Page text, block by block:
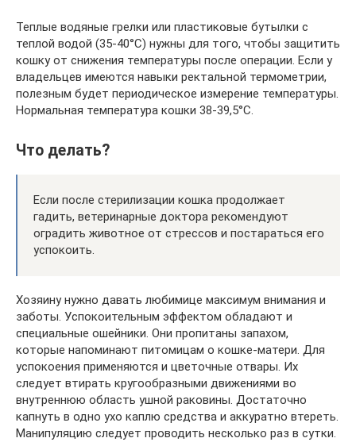
Теплые водяные грелки или пластиковые бутылки с
теплой водой (35-40°С) нужны для того, чтобы защитить
кошку от снижения температуры после операции. Если у
владельцев имеются навыки ректальной термометрии,
полезным будет периодическое измерение температуры.
Нормальная температура кошки 38-39,5°С.
Что делать?
Если после стерилизации кошка продолжает
гадить, ветеринарные доктора рекомендуют
оградить животное от стрессов и постараться его
успокоить.
Хозяину нужно давать любимице максимум внимания и
заботы. Успокоительным эффектом обладают и
специальные ошейники. Они пропитаны запахом,
которые напоминают питомицам о кошке-матери. Для
успокоения применяются и цветочные отвары. Их
следует втирать кругообразными движениями во
внутреннюю область ушной раковины. Достаточно
капнуть в одно ухо каплю средства и аккуратно втереть.
Манипуляцию следует проводить несколько раз в сутки.